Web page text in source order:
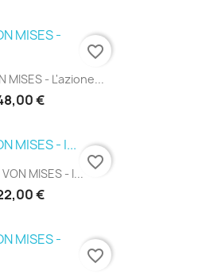
MISES - L'azione...
€
favorite_border
MISES - I...
€
favorite_border
favorite_border